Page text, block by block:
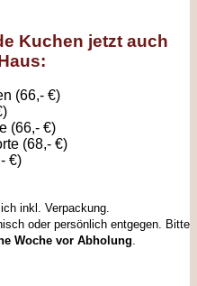
Kuchen jetzt auch
:
(66,- €)
(66,- €)
(68,- €)
€)
inkl. Verpackung.
oder persönlich entgegen. Bitte
Woche vor Abholung.